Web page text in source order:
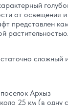
от освещения
представлен
растительностью.
сложный
Архыз
25 км (в одну